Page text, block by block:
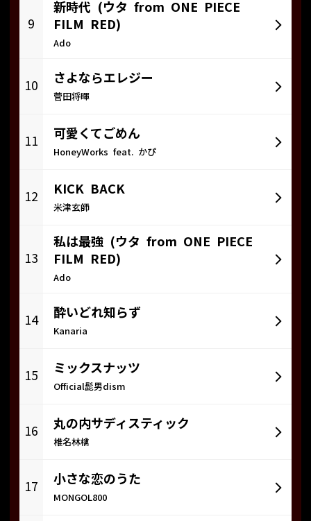
9
新時代 (ウタ from ONE PIECE
FILM RED)
Ado
10
さよならエレジー
菅田将暉
11
可愛くてごめん
HoneyWorks feat. かぴ
12
KICK BACK
米津玄師
13
私は最強 (ウタ from ONE PIECE
FILM RED)
Ado
14
酔いどれ知らず
Kanaria
15
ミックスナッツ
Official髭男dism
16
丸の内サディスティック
椎名林檎
17
小さな恋のうた
MONGOL800